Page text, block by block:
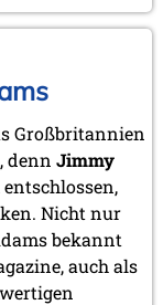
Großbritannien
denn Jimmy
Nicht nur
bekannt
auch als